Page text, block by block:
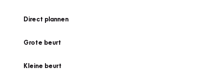
Direct plannen
Grote beurt
Kleine beurt